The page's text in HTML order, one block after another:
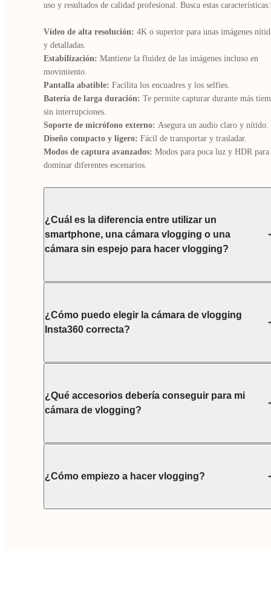
uso y resultados de calidad profesional. Busca estas características:
Vídeo de alta resolución: 4K o superior para unas imágenes
Estabilización: Mantiene la fluidez de las imágenes incluso en
Pantalla abatible:
Batería de larga duración: Te permite capturar durante más
Soporte de micrófono externo:
Diseño compacto y ligero:
Modos de captura avanzados: Modos para poca luz y HDR para
dominar diferentes escenarios.
¿Cuál es la diferencia entre utilizar un
smartphone, una cámara vlogging o una
cámara sin espejo para hacer vlogging?
¿Cómo puedo elegir la cámara de vlogging
Insta360 correcta?
¿Qué accesorios debería conseguir para mi
cámara de vlogging?
¿Cómo empiezo a hacer vlogging?